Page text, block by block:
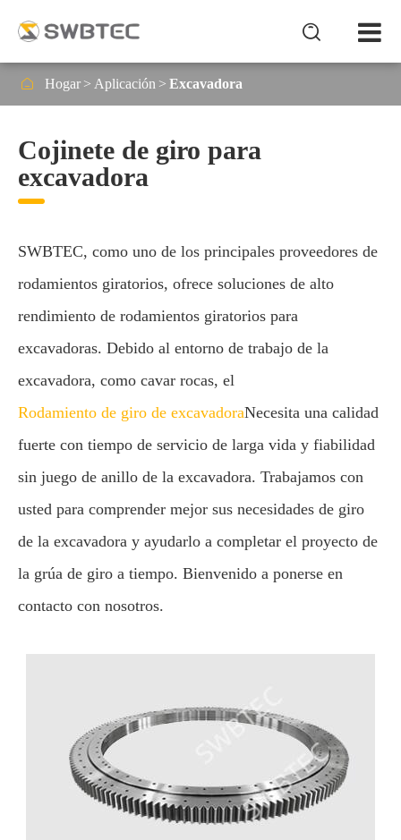

 Hogar Aplicación Excavadora
Cojinete de giro para
excavadora
SWBTEC, como uno de los principales proveedores de
rodamientos giratorios, ofrece soluciones de alto
rendimiento de rodamientos giratorios para
excavadoras. Debido al entorno de trabajo de la
excavadora, como cavar rocas, el
Rodamiento de giro de excavadoraNecesita una calidad
fuerte con tiempo de servicio de larga vida y fiabilidad
sin juego de anillo de la excavadora. Trabajamos con
usted para comprender mejor sus necesidades de giro
de la excavadora y ayudarlo a completar el proyecto de
la grúa de giro a tiempo. Bienvenido a ponerse en
contacto con nosotros.